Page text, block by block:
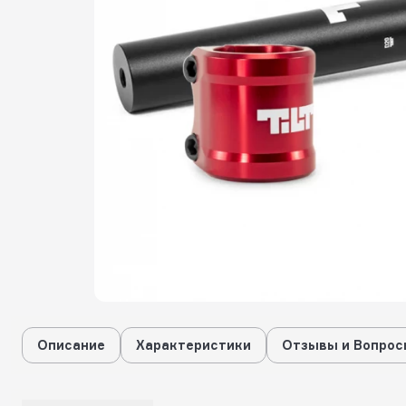
Описание Характеристики Отзывы и